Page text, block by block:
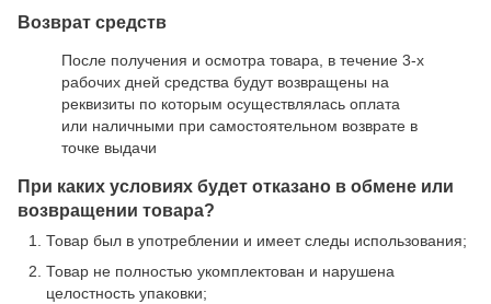
Возврат средств
После получения и осмотра товара, в течение 3-х
рабочих дней средства будут возвращены на
реквизиты по которым осуществлялась оплата
или наличными при самостоятельном возврате в
точке выдачи
При каких условиях будет отказано в обмене или
возвращении товара?
Товар был в употреблении и имеет следы использования;
Товар не полностью укомплектован и нарушена
целостность упаковки;